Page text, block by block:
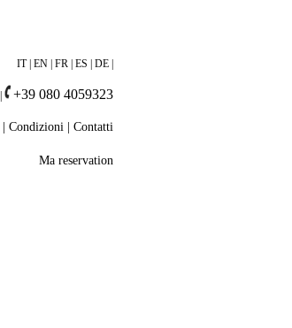
IT| EN FR ES DE
+39 080 4059323
Condizioni Contatti
Ma reservation